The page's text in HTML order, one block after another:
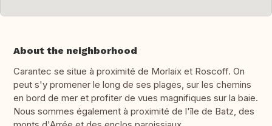
About the neighborhood
Carantec se situe à proximité de Morlaix et Roscoff. On
peut s'y promener le long de ses plages, sur les chemins
en bord de mer et profiter de vues magnifiques sur la baie.
Nous sommes également à proximité de l'île de Batz, des